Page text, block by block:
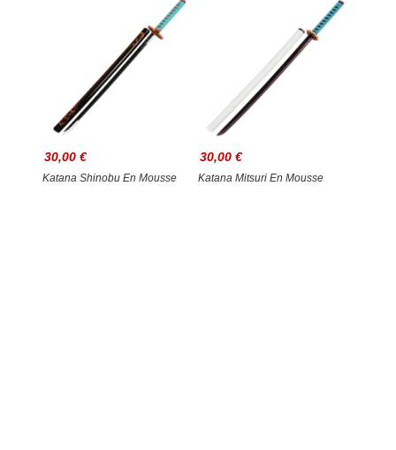
30,00 €
Katana Shinobu En Mousse
30,00 €
Katana Mitsuri En Mousse